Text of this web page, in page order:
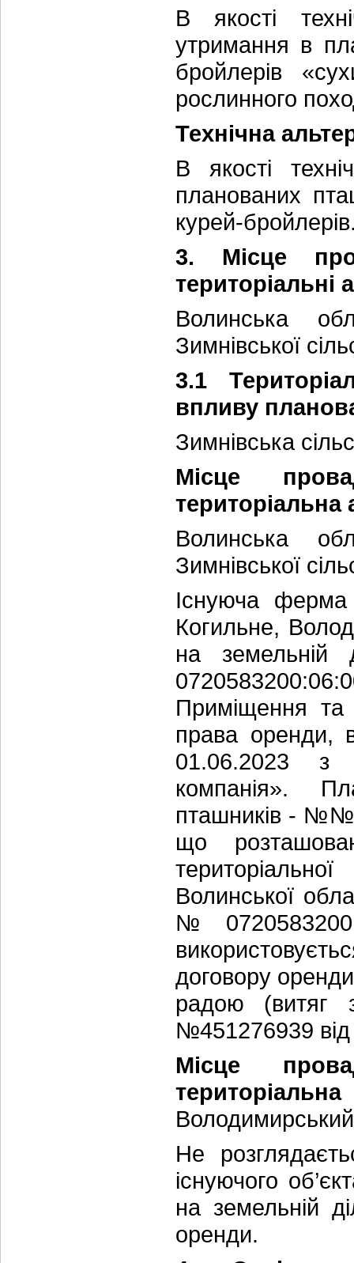
В якості
утримання в
бройлерів
рослинного
Технічна
В якості
планованих
курей-
3. Місце
територіальні
Волинська
Зимнівської
3.1
впливу
Зимнівська
Місце
територіальна
Волинська
Зимнівської
Існуюча
Когильне,
на земельній
Приміщення та
права оренди,
01.06.2023 з
компанія».
пташників -
що
Волинської
№
договору
радою (витяг
№451276939
Місце
Не
існуючого
на земельній
оренди.